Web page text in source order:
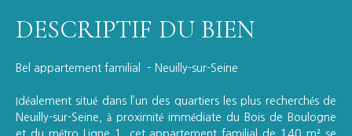
DESCRIPTIF DU BIEN
Bel appartement familial – Neuilly-sur-Seine
Idéalement situé dans l’un des quartiers les plus recherchés de
Neuilly-sur-Seine, à proximité immédiate du Bois de Boulogne
et du métro Ligne 1, cet appartement familial de 140 m² se